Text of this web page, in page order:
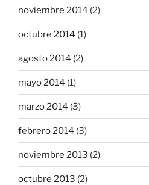
noviembre 2014 (2)
octubre 2014 (1)
agosto 2014 (2)
mayo 2014 (1)
marzo 2014 (3)
febrero 2014 (3)
noviembre 2013 (2)
octubre 2013 (2)